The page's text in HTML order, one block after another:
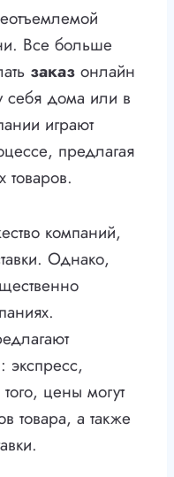
Все больше
заказ онлайн
себя дома или в
играют
предлагая
товаров.
компаний,
Однако,
экспресс,
цены могут
товара, а также